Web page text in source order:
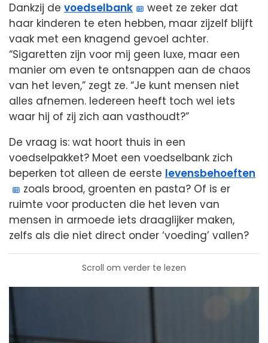
Dankzij de voedselbank
weet ze zeker dat
haar kinderen te eten hebben, maar zijzelf blijft
vaak met een knagend gevoel achter.
“Sigaretten zijn voor mij geen luxe, maar een
manier om even te ontsnappen aan de chaos
van het leven,” zegt ze. “Je kunt mensen niet
alles afnemen. Iedereen heeft toch wel iets
waar hij of zij zich aan vasthoudt?”
De vraag is: wat hoort thuis in een
voedselpakket? Moet een voedselbank zich
beperken tot alleen de eerste levensbehoeften
zoals brood, groenten en pasta? Of is er
ruimte voor producten die het leven van
mensen in armoede iets draaglijker maken,
zelfs als die niet direct onder ‘voeding’ vallen?
Scroll om verder te lezen